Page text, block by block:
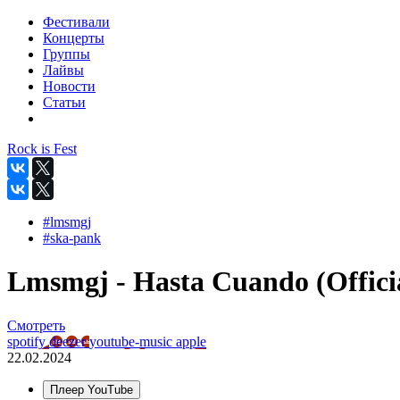
Фестивали
Концерты
Группы
Лайвы
Новости
Статьи
Rock is Fest
#lmsmgj
#ska-pank
Lmsmgj - Hasta Cuando
Смотреть
spotifydeezeryoutube-music apple
22.02.2024
Плеер YouTube